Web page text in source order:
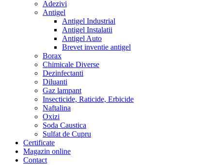
Adezivi
Antigel
Antigel Industrial
Antigel Instalatii
Antigel Auto
Brevet inventie antigel
Borax
Chimicale Diverse
Dezinfectanti
Diluanti
Gaz lampant
Insecticide, Raticide, Erbicide
Naftalina
Oxizi
Soda Caustica
Sulfat de Cupru
Certificate
Magazin online
Contact